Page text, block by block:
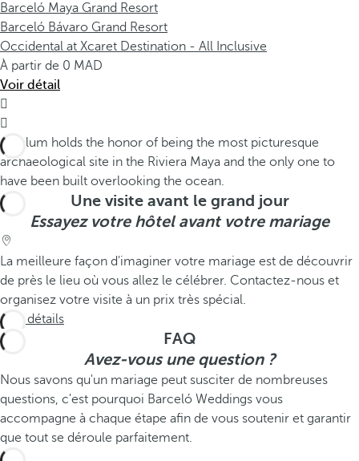
Barceló Maya Grand Resort
Barceló Bávaro Grand Resort
Occidental at Xcaret Destination - All Inclusive
À partir de 0
Voir détail


Une visite avant le grand jour
Essayez votre hôtel avant votre mariage
La meilleure façon d'imaginer votre mariage est de découvrir
de près le lieu où vous allez le célébrer. Contactez-nous et
organisez votre visite à un prix très spécial.
Voir détails
FAQ
Avez-vous une question ?
Nous savons qu'un mariage peut susciter de nombreuses
questions, c'est pourquoi Barceló Weddings vous
accompagne à chaque étape afin de vous soutenir et garantir
que tout se déroule parfaitement.